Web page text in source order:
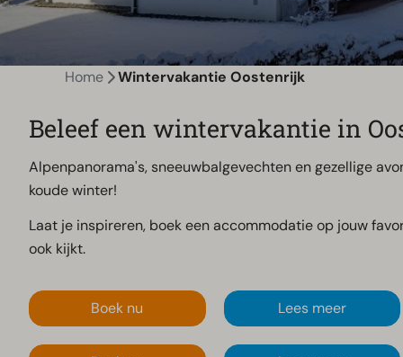
Home Wintervakantie Oostenrijk
Beleef een wintervakantie in
Alpenpanorama's, sneeuwbalgevechten en gezellige
koude winter!
Laat je inspireren, boek een accommodatie op jouw
ook kijkt.
Boek nu Lees meer